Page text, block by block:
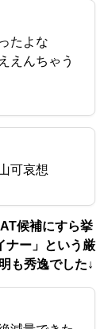
たよな
えんちゃう
可哀想
候補にすら挙
ナー」という厳
も秀逸でした↓